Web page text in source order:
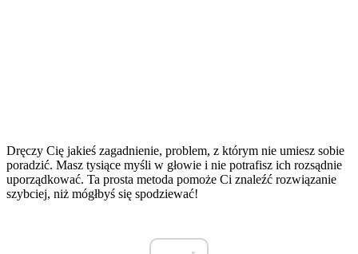
Dręczy Cię jakieś zagadnienie, problem, z którym nie umiesz sobie
poradzić. Masz tysiące myśli w głowie i nie potrafisz ich rozsądnie
uporządkować. Ta prosta metoda pomoże Ci znaleźć rozwiązanie
szybciej, niż mógłbyś się spodziewać!